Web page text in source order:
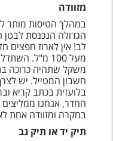
מזוודה
לב! אין לארוז חפצים
מעל 100 מ"ל.
משקל שתהיה כרוכה
חשבון המטייל. יש
בלועזית בכתב קריא
החדר, אנחנו ממליצים
במקרה ומזוודה אחת
תיק יד או תיק גב